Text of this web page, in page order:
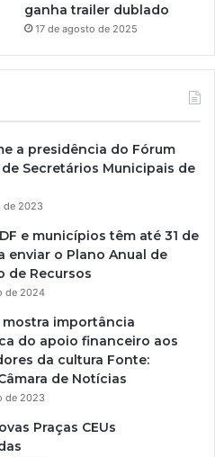
ganha trailer dublado
17 de agosto de 2025
a presidência do Fórum
Secretários Municipais de
de 2023
e municípios têm até 31 de
enviar o Plano Anual de
de Recursos
de 2024
mostra importância
do apoio financeiro aos
da cultura Fonte:
de Notícias
de 2023
Praças CEUs